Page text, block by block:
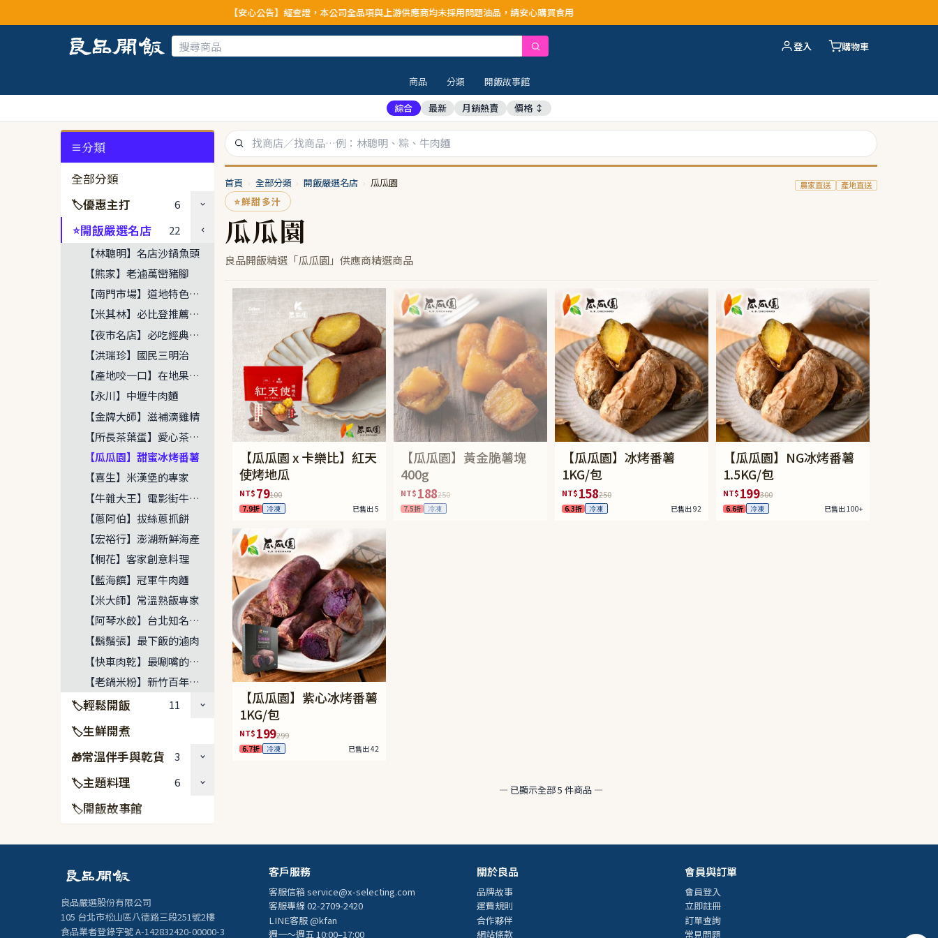
【安心公告】經查證，本公司全品項與上游供應商均未採用問題油品，請安心購買食用
登入 購物車
商品 分類 開飯故事館
綜合 最新 月銷熱賣 價格 ↕
分類
全部分類
🏷優惠主打
6
⭐開飯嚴選名店
22
【林聰明】名店沙鍋魚頭
【熊家】老滷萬巒豬腳
【南門市場】道地特色菜餚
【米其林】必比登推薦名單
【夜市名店】必吃經典美味
【洪瑞珍】國民三明治
【產地咬一口】在地果物漁穫
【永川】中壢牛肉麵
【金牌大師】滋補滴雞精
【所長茶葉蛋】愛心茶葉蛋
【瓜瓜園】甜蜜冰烤番薯
【喜生】米漢堡的專家
【牛雜大王】電影街牛肉麵
【蔥阿伯】拔絲蔥抓餅
【宏裕行】澎湖新鮮海產
【桐花】客家創意料理
【藍海饌】冠軍牛肉麵
【米大師】常溫熟飯專家
【阿琴水餃】台北知名水餃
【鬍鬚張】最下飯的滷肉
【快車肉乾】最唰嘴的豬肉乾
【老鍋米粉】新竹百年米粉好味
🏷輕鬆開飯
11
🏷生鮮開煮
🎁常溫伴手與乾貨
3
🏷主題料理
6
🏷開飯故事館
首頁 › 全部分類 › 開飯嚴選名店 › 瓜瓜園
⭐鮮甜多汁
瓜瓜園
良品開飯精選「瓜瓜園」供應商精選商品
農家直送 產地直送
【瓜瓜園 x 卡樂比】紅天
使烤地瓜
NT$79100
7.9折 冷凍 已售出 5
【瓜瓜園】黃金脆薯塊
400g
NT$188250
7.5折 冷凍
【瓜瓜園】冰烤番薯
1KG/包
NT$158250
6.3折 冷凍 已售出 92
【瓜瓜園】NG冰烤番薯
1.5KG/包
NT$199300
6.6折 冷凍 已售出 100+
【瓜瓜園】紫心冰烤番薯
1KG/包
NT$199299
6.7折 冷凍 已售出 42
— 已顯示全部 5 件商品 —
良品嚴選股份有限公司
105 台北市松山區八德路三段251號2樓
食品業者登錄字號 A-142832420-00000-3
客戶服務
客服信箱service@x-selecting.com
客服專線 02-2709-2420
LINE客服 @kfan
週一～週五 10:00–17:00
關於良品
品牌故事
運費規則
合作夥伴
網站條款
會員與訂單
會員登入
立即註冊
訂單查詢
常見問題